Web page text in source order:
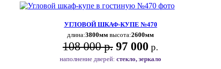
УГЛОВОЙ ШКАФ-КУПЕ №470
длина:3800мм высота:2600мм
108 000 р. 97 000 р.
наполнение дверей: стекло, зеркало